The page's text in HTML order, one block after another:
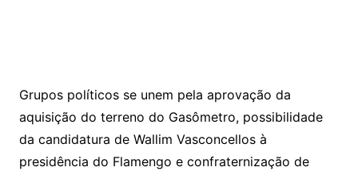
Grupos políticos se unem pela aprovação da
aquisição do terreno do Gasômetro, possibilidade
da candidatura de Wallim Vasconcellos à
presidência do Flamengo e confraternização de